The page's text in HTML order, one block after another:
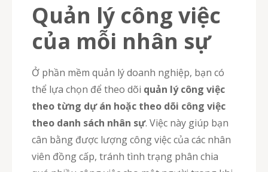
Quản lý công việc
của mỗi nhân sự
Ở phần mềm quản lý doanh nghiệp, bạn có
thể lựa chọn để theo dõi quản lý công việc
theo từng dự án hoặc theo dõi công việc
theo danh sách nhân sự. Việc này giúp bạn
cân bằng được lượng công việc của các nhân
viên đồng cấp, tránh tình trạng phân chia